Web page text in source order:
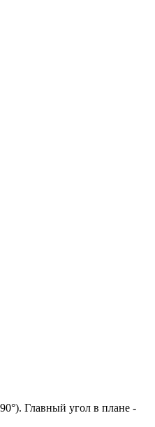
Главный угол в плане -